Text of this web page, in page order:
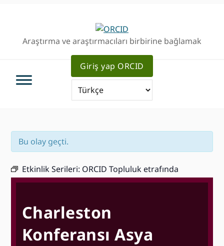
Araştırma ve araştırmacıları birbirine bağlamak
Giriş yap ORCID
Bu olay geçti.
Etkinlik Serileri: ORCID Topluluk etrafında
Charleston
Konferansı Asya